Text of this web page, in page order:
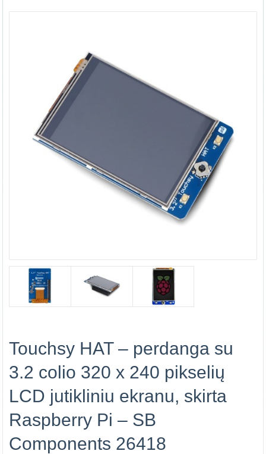
Touchsy HAT – perdanga su
3.2 colio 320 x 240 pikselių
LCD jutikliniu ekranu, skirta
Raspberry Pi – SB
Components 26418